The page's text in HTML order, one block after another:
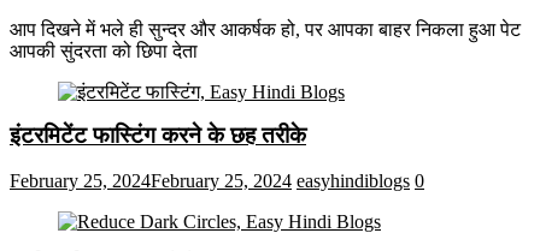
आप दिखने में भले ही सुन्दर और आकर्षक हो, पर आपका बाहर निकला हुआ पेट
आपकी सुंदरता को छिपा देता
इंटरमिटेंट फास्टिंग करने के छह तरीके
February 25, 2024February 25, 2024 easyhindiblogs 0